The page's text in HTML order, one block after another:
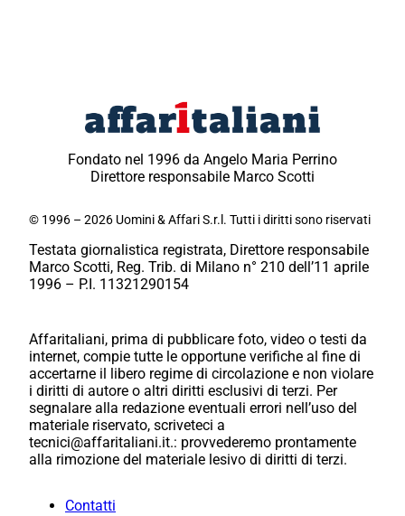
Fondato nel 1996 da Angelo Maria Perrino
Direttore responsabile Marco Scotti
© 1996 – 2026 Uomini & Affari S.r.l. Tutti i diritti sono riservati
Testata giornalistica registrata, Direttore responsabile
Marco Scotti, Reg. Trib. di Milano n° 210 dell’11 aprile
1996 – P.I. 11321290154
Affaritaliani, prima di pubblicare foto, video o testi da
internet, compie tutte le opportune verifiche al fine di
accertarne il libero regime di circolazione e non violare
i diritti di autore o altri diritti esclusivi di terzi. Per
segnalare alla redazione eventuali errori nell’uso del
materiale riservato, scriveteci a
tecnici@affaritaliani.it.: provvederemo prontamente
alla rimozione del materiale lesivo di diritti di terzi.
Contatti